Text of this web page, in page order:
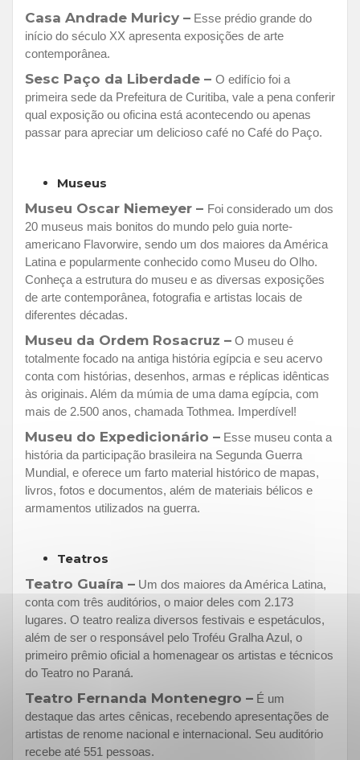
Casa Andrade Muricy – Esse prédio grande do
início do século XX apresenta exposições de arte
contemporânea.
Sesc Paço da Liberdade – O edifício foi a
primeira sede da Prefeitura de Curitiba, vale a pena conferir
qual exposição ou oficina está acontecendo ou apenas
passar para apreciar um delicioso café no Café do Paço.
Museus
Museu Oscar Niemeyer – Foi considerado um dos
20 museus mais bonitos do mundo pelo guia norte-
americano Flavorwire, sendo um dos maiores da América
Latina e popularmente conhecido como Museu do Olho.
Conheça a estrutura do museu e as diversas exposições
de arte contemporânea, fotografia e artistas locais de
diferentes décadas.
Museu da Ordem Rosacruz – O museu é
totalmente focado na antiga história egípcia e seu acervo
conta com histórias, desenhos, armas e réplicas idênticas
às originais. Além da múmia de uma dama egípcia, com
mais de 2.500 anos, chamada Tothmea. Imperdível!
Museu do Expedicionário – Esse museu conta a
história da participação brasileira na Segunda Guerra
Mundial, e oferece um farto material histórico de mapas,
livros, fotos e documentos, além de materiais bélicos e
armamentos utilizados na guerra.
Teatros
Teatro Guaíra – Um dos maiores da América Latina,
conta com três auditórios, o maior deles com 2.173
lugares. O teatro realiza diversos festivais e espetáculos,
além de ser o responsável pelo Troféu Gralha Azul, o
primeiro prêmio oficial a homenagear os artistas e técnicos
do Teatro no Paraná.
Teatro Fernanda Montenegro – É um
destaque das artes cênicas, recebendo apresentações de
artistas de renome nacional e internacional. Seu auditório
recebe até 551 pessoas.